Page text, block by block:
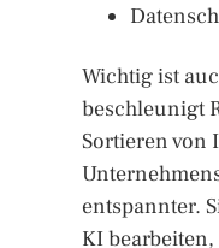
Wichtig ist
beschleunigt
Sortieren von
entspannter.
KI